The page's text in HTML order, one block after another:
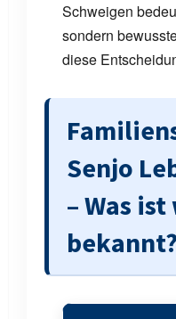
Schweigen
sondern
diese
Senjo
– Was
bekannt?